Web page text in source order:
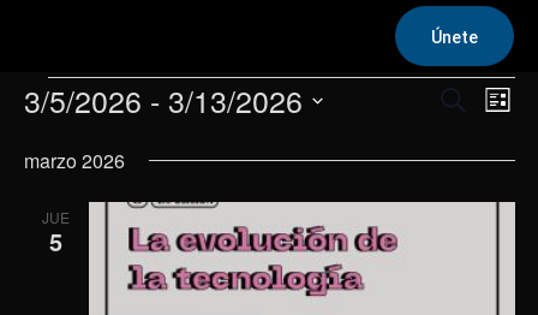
Únete
Eventos
de
Buscar
de
Lista
3/5/2026 - 3/13/2026
la
marzo 2026
JUE
5